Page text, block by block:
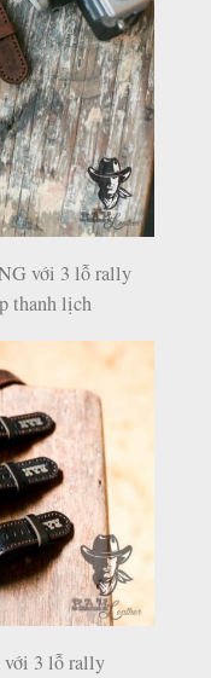
với 3 lỗ rally
thanh lịch
3 lỗ rally